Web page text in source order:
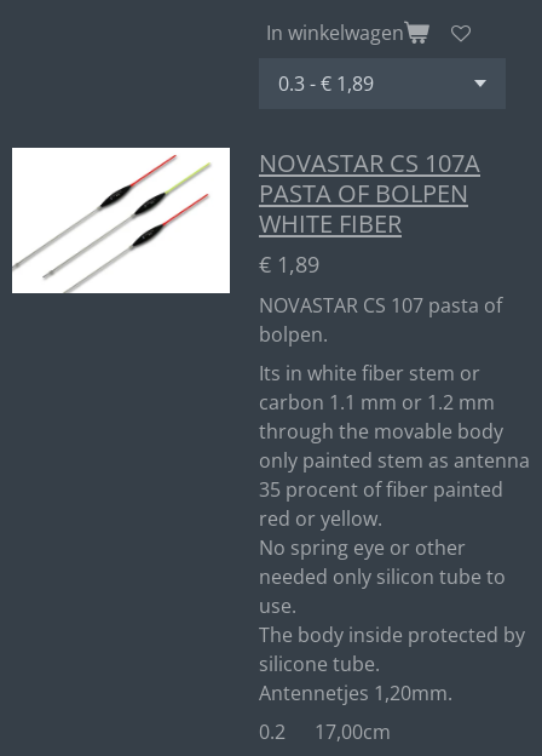
In winkelwagen
NOVASTAR CS 107A
PASTA OF BOLPEN
WHITE FIBER
€ 1,89
NOVASTAR CS 107 pasta of
bolpen.
Its in white fiber stem or
carbon 1.1 mm or 1.2 mm
through the movable body
only painted stem as antenna
35 procent of fiber painted
red or yellow.
No spring eye or other
needed only silicon tube to
use.
The body inside protected by
silicone tube.
Antennetjes 1,20mm.
0.2 17,00cm